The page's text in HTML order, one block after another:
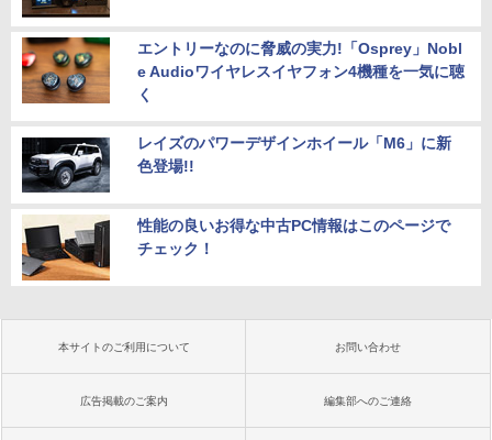
エントリーなのに脅威の実力!「Osprey」Nobl
e Audioワイヤレスイヤフォン4機種を一気に聴
く
レイズのパワーデザインホイール「M6」に新
色登場!!
性能の良いお得な中古PC情報はこのページで
チェック！
本サイトのご利用について お問い合わせ
広告掲載のご案内 編集部へのご連絡